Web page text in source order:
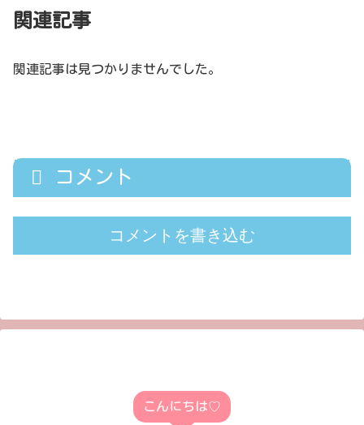
関連記事
関連記事は見つかりませんでした。
コメント
コメントを書き込む
こんにちは♡